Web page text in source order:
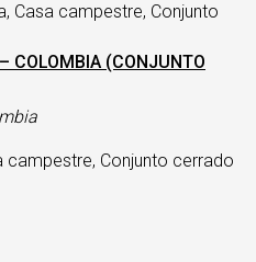
Casa campestre, Conjunto
COLOMBIA (CONJUNTO
campestre, Conjunto cerrado